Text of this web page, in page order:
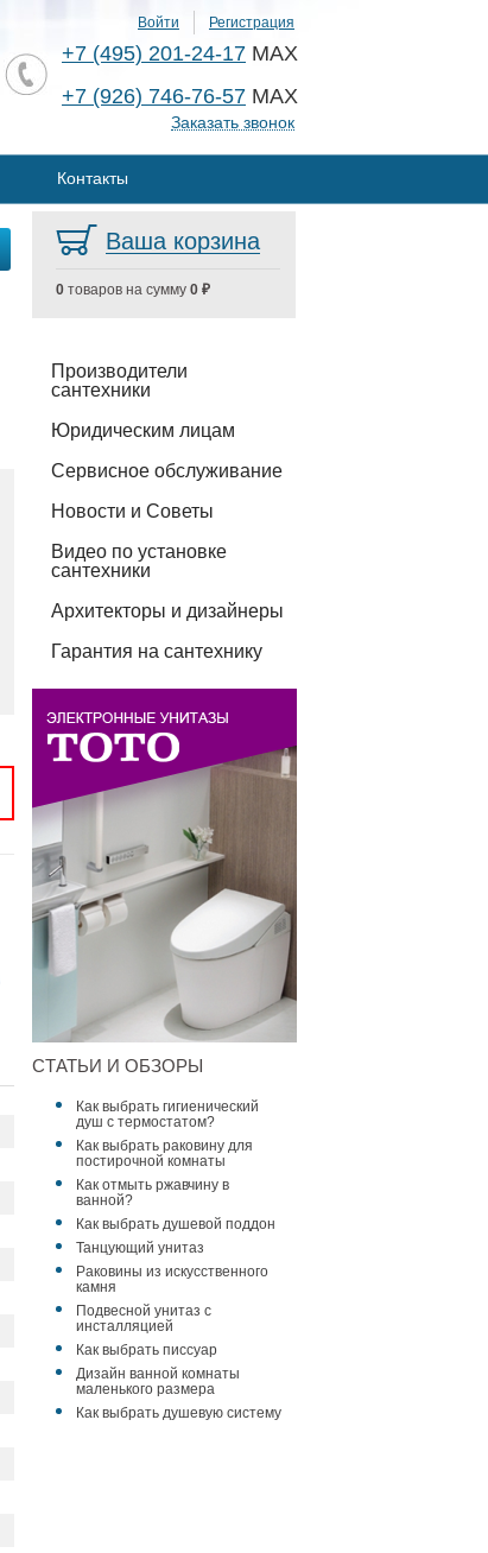
Войти Регистрация
+7 (495) 201-24-17 MAX
+7 (926) 746-76-57 MAX
Заказать звонок
Контакты
Ваша корзина
0 товаров на сумму 0 ₽
Производители
сантехники
Юридическим лицам
Сервисное обслуживание
Новости и Советы
Видео по установке
сантехники
Архитекторы и дизайнеры
Гарантия на сантехнику
СТАТЬИ И ОБЗОРЫ
Как выбрать гигиенический
душ с термостатом?
Как выбрать раковину для
постирочной комнаты
Как отмыть ржавчину в
ванной?
Как выбрать душевой поддон
Танцующий унитаз
Раковины из искусственного
камня
Подвесной унитаз с
инсталляцией
Как выбрать писсуар
Дизайн ванной комнаты
маленького размера
Как выбрать душевую систему